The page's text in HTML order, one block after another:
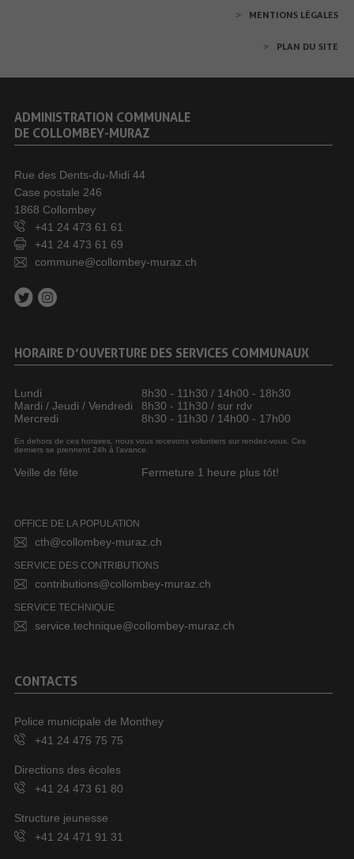
MENTIONS LÉGALES
PLAN DU SITE
ADMINISTRATION COMMUNALE
DE COLLOMBEY-MURAZ
Rue des Dents-du-Midi 44
Case postale 246
1868 Collombey
+41 24 473 61 61
+41 24 473 61 69
commune@collombey-muraz.ch
HORAIRE D’OUVERTURE DES SERVICES COMMUNAUX
Lundi
8h30 - 11h30 / 14h00 - 18h30
Mardi / Jeudi / Vendredi
8h30 - 11h30 / sur rdv
Mercredi
8h30 - 11h30 / 14h00 - 17h00
En dehors de ces horaires, nous vous recevons volontiers sur rendez-vous. Ces
derniers se prennent 24h à l’avance.
Veille de fête Fermeture 1 heure plus tôt!
OFFICE DE LA POPULATION
cth@collombey-muraz.ch
SERVICE DES CONTRIBUTIONS
contributions@collombey-muraz.ch
SERVICE TECHNIQUE
service.technique@collombey-muraz.ch
CONTACTS
Police municipale de Monthey
+41 24 475 75 75
Directions des écoles
+41 24 473 61 80
Structure jeunesse
+41 24 471 91 31